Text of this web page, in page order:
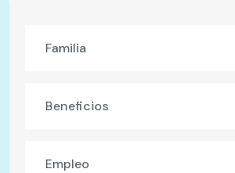
Familia
Beneficios
Empleo